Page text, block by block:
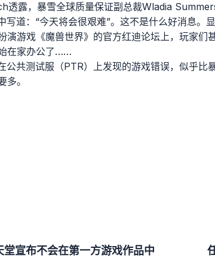
露，暴雪全球质量保证副总裁Wladia
道：“今天将会很艰难”。这不是什么好消息。
游戏《魔兽世界》的官方红迪论坛上，玩家们
在家办公了……
公共测试服（PTR）上发现的游戏错误，似乎比
。
堂宣布不会在第一方游戏作品中